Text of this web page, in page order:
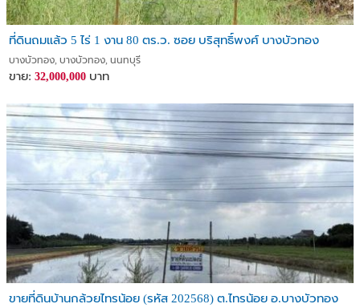
ที่ดินถมแล้ว 5 ไร่ 1 งาน 80 ตร.ว. ซอย บริสุทธิ์พงศ์ บางบัวทอง
บางบัวทอง, บางบัวทอง, นนทบุรี
ขาย: 32,000,000 บาท
ขายที่ดินบ้านกล้วยไทรน้อย (รหัส 202568) ต.ไทรน้อย อ.บางบัวทอง